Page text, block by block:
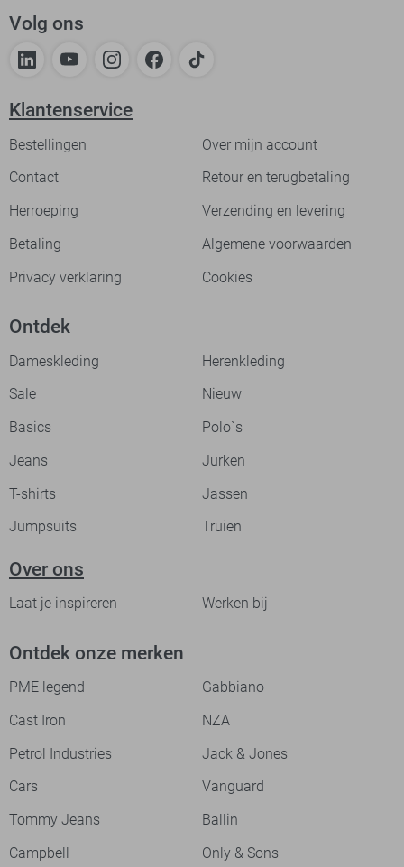
Volg ons
Klantenservice
Bestellingen
Over mijn account
Contact
Retour en terugbetaling
Herroeping
Verzending en levering
Betaling
Algemene voorwaarden
Privacy verklaring
Cookies
Ontdek
Dameskleding
Herenkleding
Sale
Nieuw
Basics
Polo`s
Jeans
Jurken
T-shirts
Jassen
Jumpsuits
Truien
Over ons
Laat je inspireren Werken bij
Ontdek onze merken
PME legend
Gabbiano
Cast Iron
NZA
Petrol Industries
Jack & Jones
Cars
Vanguard
Tommy Jeans
Ballin
Campbell
Only & Sons